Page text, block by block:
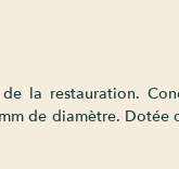
la restauration.
de diamètre. Dotée